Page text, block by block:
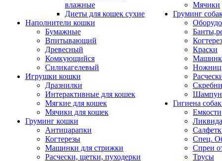
влажные
Диеты для кошек сухие
Наполнители кошки
Бумажные
Впитывающий
Древесный
Комкующийся
Силикагелевый
Игрушки кошки
Дразнилки
Интерактивные для кошек
Мягкие для кошек
Мячики для кошек
Груминг кошки
Антицарапки
Когтерезы
Машинки для стрижки
Расчески, щетки, пуходерки
Мячики
Груминг
Краски
Гигиена
Емкости
Спец.
Спреи
Трусы